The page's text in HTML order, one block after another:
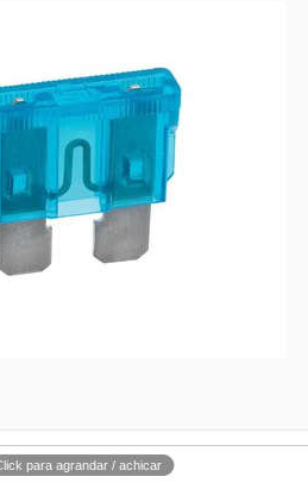
para agrandar / achicar